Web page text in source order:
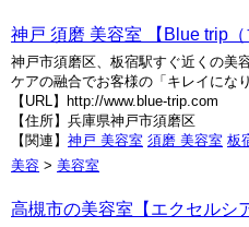
神戸 須磨 美容室 【Blue trip
神戸市須磨区、板宿駅すぐ近くの美
ケアの融合でお客様の「キレイにな
【URL】http://www.blue-trip.com
【住所】兵庫県神戸市須磨区
【関連】 神戸 美容室 須磨 美容室 板
美容 > 美容室
高槻市の美容室【エクセルシ